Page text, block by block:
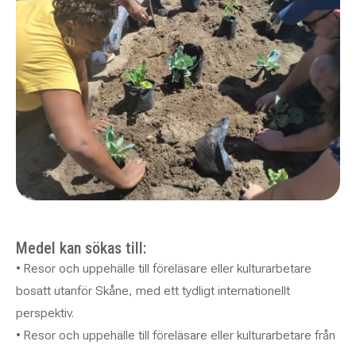
Medel kan sökas till:
• Resor och uppehälle till föreläsare eller kulturarbetare
bosatt utanför Skåne, med ett tydligt internationellt
perspektiv.
• Resor och uppehälle till föreläsare eller kulturarbetare från